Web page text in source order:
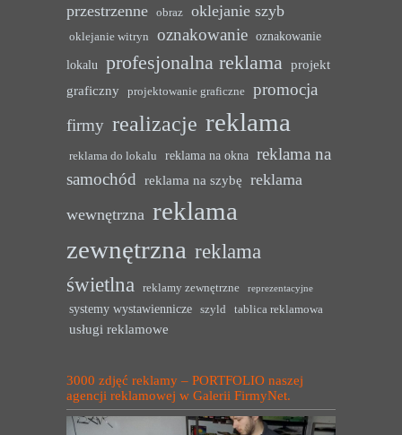
przestrzenne
obraz oklejanie szyb
oklejanie witryn oznakowanie oznakowanie
lokalu profesjonalna reklama projekt
graficzny
projektowanie graficzne
promocja
firmy realizacje reklama
reklama do lokalu reklama na okna reklama na
samochód reklama na szybę reklama
wewnętrzna reklama
zewnętrzna reklama
świetlna
reklamy zewnętrzne reprezentacyjne
systemy wystawiennicze szyld tablica reklamowa
usługi reklamowe
3000 zdjęć reklamy – PORTFOLIO naszej
agencji reklamowej w Galerii FirmyNet.